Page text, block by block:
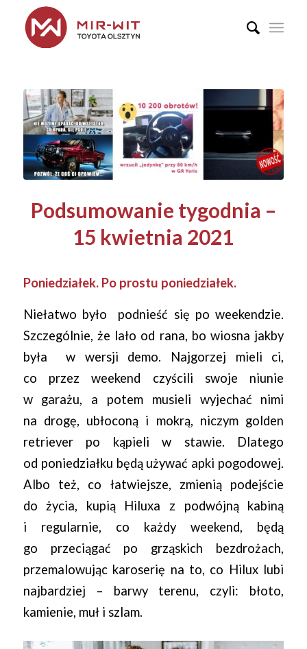
Podsumowanie tygodnia –
15 kwietnia 2021
Poniedziałek. Po prostu poniedziałek.
Niełatwo było podnieść się po weekendzie.
Szczególnie, że lało od rana, bo wiosna jakby
była w wersji demo. Najgorzej mieli ci,
co przez weekend czyścili swoje niunie
w garażu, a potem musieli wyjechać nimi
na drogę, ubłoconą i mokrą, niczym golden
retriever po kąpieli w stawie. Dlatego
od poniedziałku będą używać apki pogodowej.
Albo też, co łatwiejsze, zmienią podejście
do życia, kupią Hiluxa z podwójną kabiną
i regularnie, co każdy weekend, będą
go przeciągać po grząskich bezdrożach,
przemalowując karoserię na to, co Hilux lubi
najbardziej – barwy terenu, czyli: błoto,
kamienie, muł i szlam.